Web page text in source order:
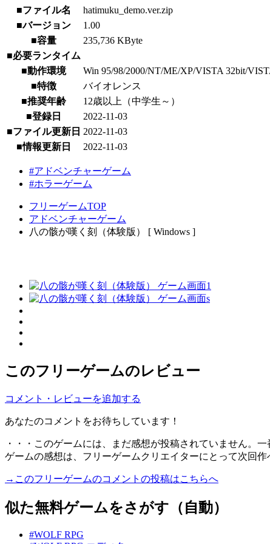
■ファイル名
hatimuku_demo.ver.zip
■バージョン
1.00
■容量
235,736 KByte
■必要ランタイム
■動作環境
Win 95/98/2000/NT/ME/XP/VISTA 32bit/
■特徴
バイオレンス
■推奨年齢
12歳以上（中学生～）
■登録日
2022-11-03
■ファイル更新日 2022-11-03
■情報更新日
2022-11-03
#アドベンチャーゲーム
#ホラーゲーム
フリーゲームTOP
アドベンチャーゲーム
八の骸が嘆く刻（体験版） [ Windows ]
このフリーゲームのレビュー
コメント・レビューを追加する
あなたのコメントをお待ちしています！
・・・このゲームには、まだ感想が投稿されていません。
ゲームの感想は、フリーゲームクリエイターにとって次回作
→このフリーゲームのコメントの投稿はこちらへ
似た無料ゲームをさがす（自動）
#WOLF RPG